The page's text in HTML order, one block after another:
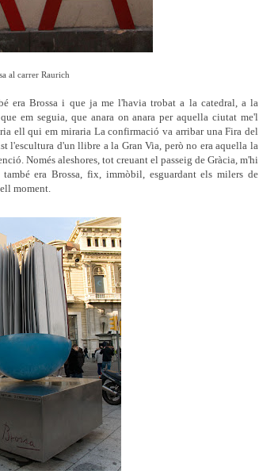
al carrer Raurich
era Brossa i que ja me l'havia trobat a la catedral, a la
em seguia, que anara on anara per aquella ciutat me'l
ell qui em miraria La confirmació va arribar una Fira del
l'escultura d'un llibre a la Gran Via, però no era aquella la
Només aleshores, tot creuant el passeig de Gràcia, m'hi
era Brossa, fix, immòbil, esguardant els milers de
moment.